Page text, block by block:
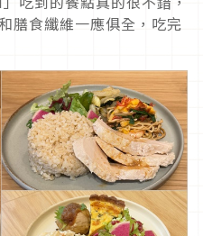
膳食纖維一應俱全，吃完